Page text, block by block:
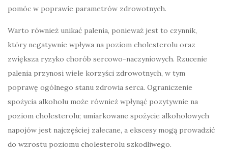
pomóc w poprawie parametrów zdrowotnych.
Warto również unikać palenia, ponieważ jest to czynnik,
który negatywnie wpływa na poziom cholesterolu oraz
zwiększa ryzyko chorób sercowo-naczyniowych. Rzucenie
palenia przynosi wiele korzyści zdrowotnych, w tym
poprawę ogólnego stanu zdrowia serca. Ograniczenie
spożycia alkoholu może również wpłynąć pozytywnie na
poziom cholesterolu; umiarkowane spożycie alkoholowych
napojów jest najczęściej zalecane, a ekscesy mogą prowadzić
do wzrostu poziomu cholesterolu szkodliwego.